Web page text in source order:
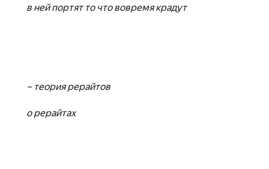
в ней портят то что вовремя крадут
– теория рерайтов
о рерайтах